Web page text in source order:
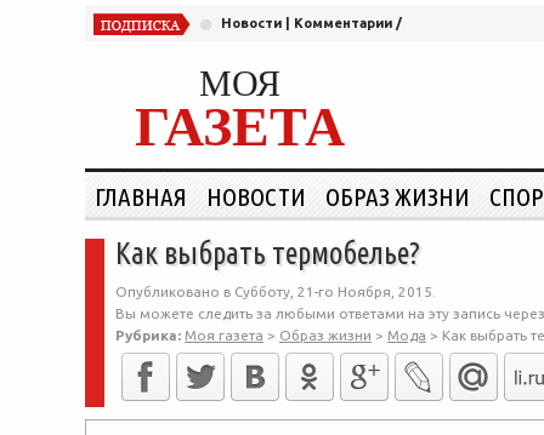
Новости Комментарии /
МОЯ
ГАЗЕТА
ГЛАВНАЯ НОВОСТИ ОБРАЗ ЖИЗНИ
Как выбрать термобелье?
Опубликовано в Субботу, 21-го Ноября, 2015.
Вы можете следить за любыми ответами на эту запись
Рубрика: Моя газета > Образ жизни > Мода > Как выбрать